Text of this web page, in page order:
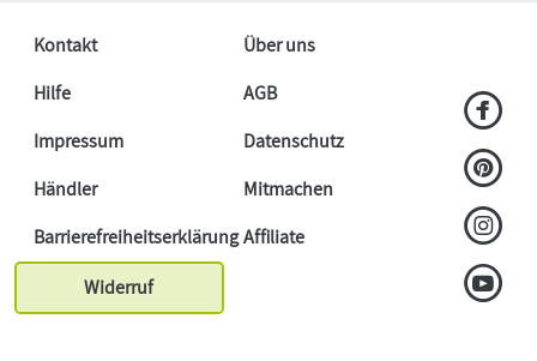
Kontakt
Über uns
Hilfe
AGB
Impressum
Datenschutz
Händler
Mitmachen
BarrierefreiheitserklärungAffiliate
Widerruf